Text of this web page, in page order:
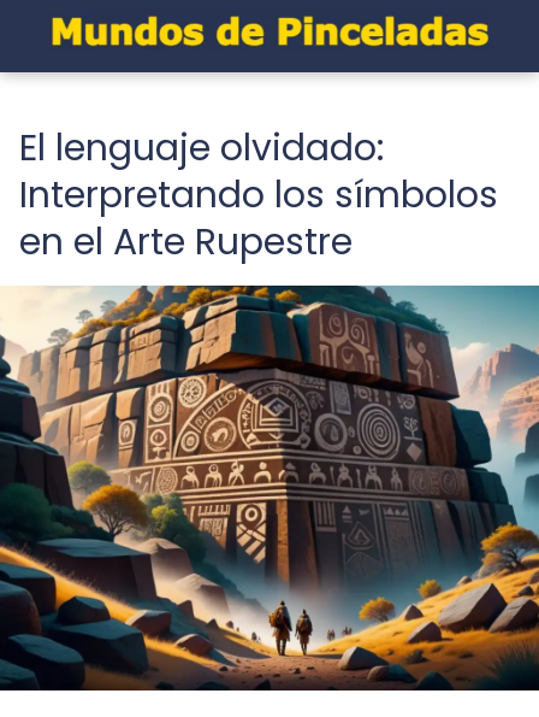
El lenguaje olvidado:
Interpretando los símbolos
en el Arte Rupestre